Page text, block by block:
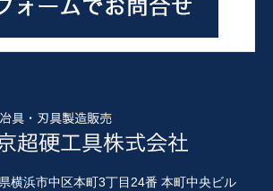
横浜市中区本町3丁目24番 本町中央ビル